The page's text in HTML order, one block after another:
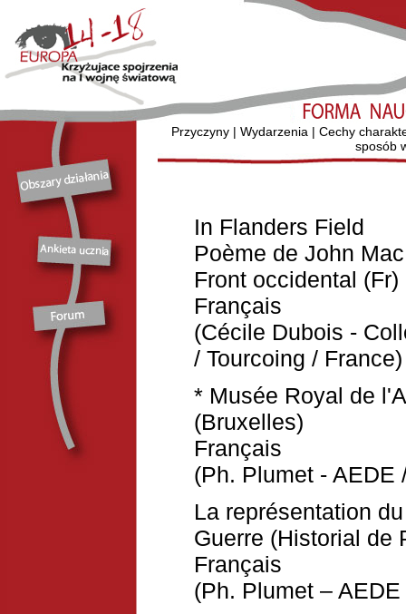
Przyczyny| Wydarzenia | Cechy
sposób
In Flanders Field
Poème de John
Front occidental (Fr)
Français
(Cécile Dubois -
/ Tourcoing / France)
* Musée Royal de
(Bruxelles)
Français
(Ph. Plumet - AEDE
La représentation
Guerre (Historial de
Français
(Ph. Plumet –